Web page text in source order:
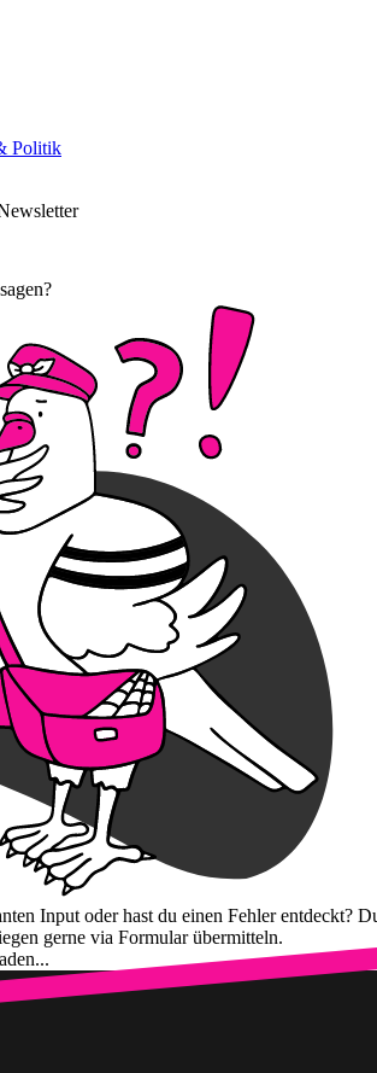
Politik
Input oder hast du einen Fehler entdeckt?
gerne via Formular übermitteln.